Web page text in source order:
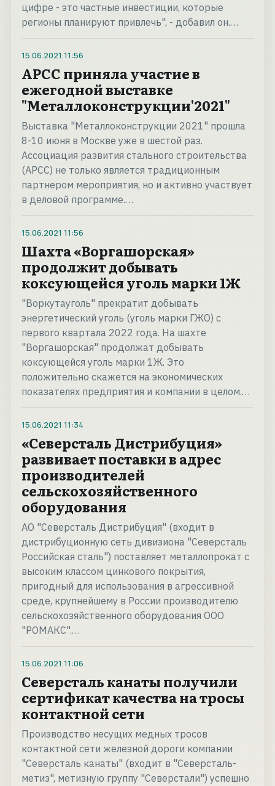
цифре - это частные инвестиции, которые
регионы планируют привлечь", - добавил он.…
15.06.2021 11:56
АРСС приняла участие в
ежегодной выставке
"Металлоконструкции'2021"
Выставка "Металлоконструкции 2021" прошла
8-10 июня в Москве уже в шестой раз.
Ассоциация развития стального строительства
(АРСС) не только является традиционным
партнером мероприятия, но и активно участвует
в деловой программе.…
15.06.2021 11:56
Шахта «Воргашорская»
продолжит добывать
коксующейся уголь марки 1Ж
"Воркутауголь" прекратит добывать
энергетический уголь (уголь марки ГЖО) с
первого квартала 2022 года. На шахте
"Воргашорская" продолжат добывать
коксующейся уголь марки 1Ж. Это
положительно скажется на экономических
показателях предприятия и компании в целом.…
15.06.2021 11:34
«Северсталь Дистрибуция»
развивает поставки в адрес
производителей
сельскохозяйственного
оборудования
АО "Северсталь Дистрибуция" (входит в
дистрибуционную сеть дивизиона "Северсталь
Российская сталь") поставляет металлопрокат с
высоким классом цинкового покрытия,
пригодный для использования в агрессивной
среде, крупнейшему в России производителю
сельскохозяйственного оборудования ООО
"РОМАКС".…
15.06.2021 11:06
Северсталь канаты получили
сертификат качества на тросы
контактной сети
Производство несущих медных тросов
контактной сети железной дороги компании
"Северсталь канаты" (входит в "Северсталь-
метиз", метизную группу "Северстали") успешно